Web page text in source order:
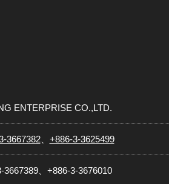
ENTERPRISE CO.,LTD.
3667382、 +886-3-3625499
3667389、+886-3-3676010